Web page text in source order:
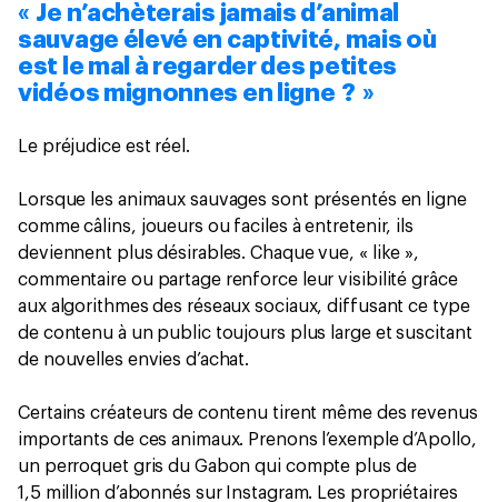
« Je n’achèterais jamais d’animal
sauvage élevé en captivité, mais où
est le mal à regarder des petites
vidéos mignonnes en ligne ? »
Le préjudice est réel.
Lorsque les animaux sauvages sont présentés en ligne
comme câlins, joueurs ou faciles à entretenir, ils
deviennent plus désirables. Chaque vue, « like »,
commentaire ou partage renforce leur visibilité grâce
aux algorithmes des réseaux sociaux, diffusant ce type
de contenu à un public toujours plus large et suscitant
de nouvelles envies d’achat.
Certains créateurs de contenu tirent même des revenus
importants de ces animaux. Prenons l’exemple d’Apollo,
un perroquet gris du Gabon qui compte plus de
1,5 million d’abonnés sur Instagram. Les propriétaires